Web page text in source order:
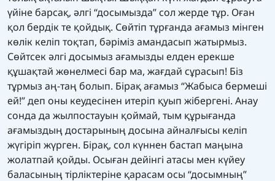
үйіне барсақ, әлгі “досымызда” сол жерде тұр. Оған
қол бердік те қойдық. Сөйтіп тұрғанда ағамыз мінген
көлік келіп тоқтап, бәріміз амандасып жатырмыз.
Сөйтсек әлгі досымыз ағамызды елден ерекше
құшақтай жөнелмесі бар ма, жағдай сұрасып! Біз
тұрмыз аң-таң болып. Бірақ ағамыз “Жабыса бермеші
ей!” деп оны кеудесінен итеріп қуып жібергені. Анау
сонда да жылпостауын қоймай, тым құрығанда
ағамыздың достарының досына айналғысы келіп
жүгіріп жүрген. Бірақ, сол күннен бастап маңына
жолатпай қойды. Осыған дейінгі атасы мен күйеу
баласының тірліктеріне қарасам осы “досымның”